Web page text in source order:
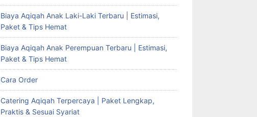
Biaya Aqiqah Anak Laki-Laki Terbaru | Estimasi,
Paket & Tips Hemat
Biaya Aqiqah Anak Perempuan Terbaru | Estimasi,
Paket & Tips Hemat
Cara Order
Catering Aqiqah Terpercaya | Paket Lengkap,
Praktis & Sesuai Syariat